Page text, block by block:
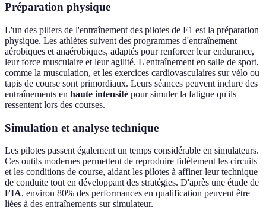
Préparation physique
L'un des piliers de l'entraînement des pilotes de F1 est la préparation
physique. Les athlètes suivent des programmes d'entraînement
aérobiques et anaérobiques, adaptés pour renforcer leur endurance,
leur force musculaire et leur agilité. L'entraînement en salle de sport,
comme la musculation, et les exercices cardiovasculaires sur vélo ou
tapis de course sont primordiaux. Leurs séances peuvent inclure des
entraînements en haute intensité pour simuler la fatigue qu'ils
ressentent lors des courses.
Simulation et analyse technique
Les pilotes passent également un temps considérable en simulateurs.
Ces outils modernes permettent de reproduire fidèlement les circuits
et les conditions de course, aidant les pilotes à affiner leur technique
de conduite tout en développant des stratégies. D'après une étude de
FIA, environ 80% des performances en qualification peuvent être
liées à des entraînements sur simulateur.